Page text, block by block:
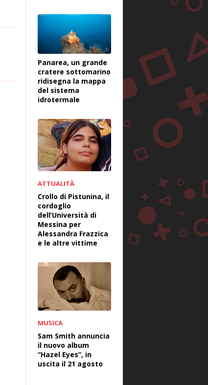
Panarea, un grande
cratere sottomarino
ridisegna la mappa
del sistema
idrotermale
ATTUALITÀ
Crollo di Pistunina, il
cordoglio
dell’Università di
Messina per
Alessandra Frazzica
e le altre vittime
MUSICA
Sam Smith annuncia
il nuovo album
“Hazel Eyes”, in
uscita il 21 agosto